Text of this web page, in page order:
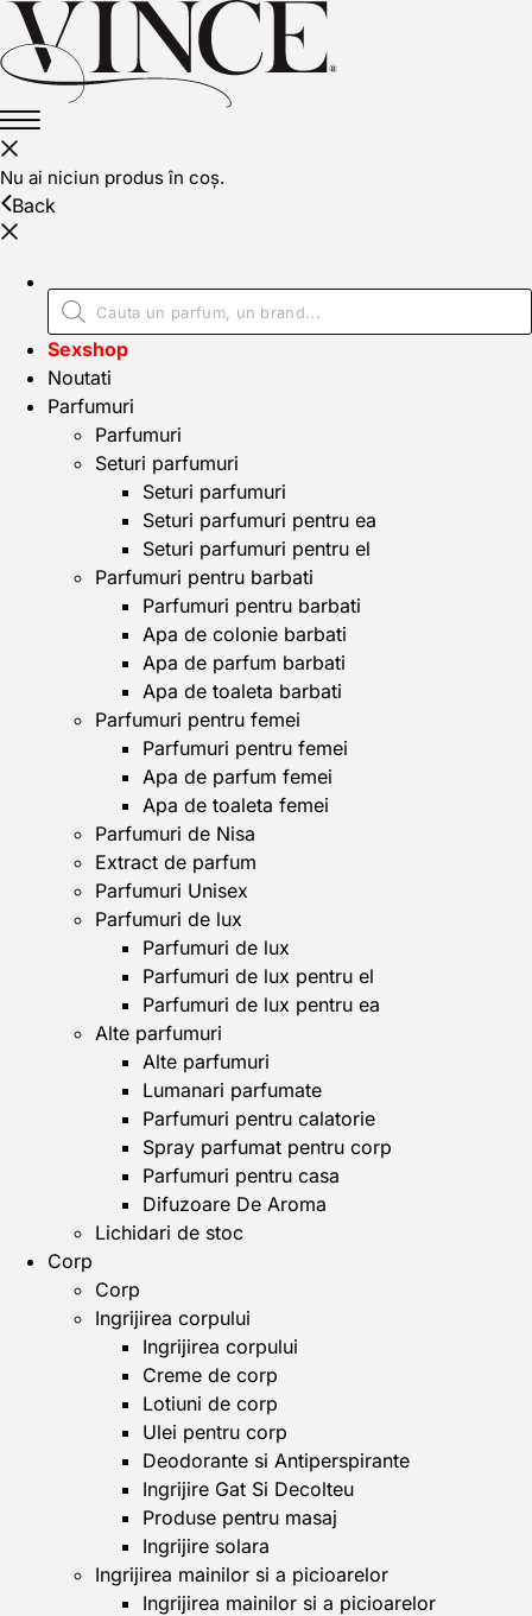
Nu ai niciun produs în coș.
Back
Sexshop
Noutati
Parfumuri
Parfumuri
Seturi parfumuri
Seturi parfumuri
Seturi parfumuri pentru ea
Seturi parfumuri pentru el
Parfumuri pentru barbati
Parfumuri pentru barbati
Apa de colonie barbati
Apa de parfum barbati
Apa de toaleta barbati
Parfumuri pentru femei
Parfumuri pentru femei
Apa de parfum femei
Apa de toaleta femei
Parfumuri de Nisa
Extract de parfum
Parfumuri Unisex
Parfumuri de lux
Parfumuri de lux
Parfumuri de lux pentru el
Parfumuri de lux pentru ea
Alte parfumuri
Alte parfumuri
Lumanari parfumate
Parfumuri pentru calatorie
Spray parfumat pentru corp
Parfumuri pentru casa
Difuzoare De Aroma
Lichidari de stoc
Corp
Corp
Ingrijirea corpului
Ingrijirea corpului
Creme de corp
Lotiuni de corp
Ulei pentru corp
Deodorante si Antiperspirante
Ingrijire Gat Si Decolteu
Produse pentru masaj
Ingrijire solara
Ingrijirea mainilor si a picioarelor
Ingrijirea mainilor si a picioarelor